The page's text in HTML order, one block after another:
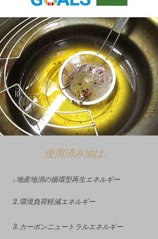
使用済み油は、
​1.地産地消の循環型再生エネルギー
2.環境負荷軽減エネルギー
3.カーボンニュートラルエネルギー